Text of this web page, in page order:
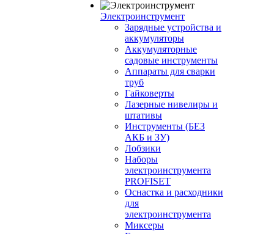
Электроинструмент
Зарядные устройства и
аккумуляторы
Аккумуляторные
садовые инструменты
Аппараты для сварки
труб
Гайковерты
Лазерные нивелиры и
штативы
Инструменты (БЕЗ
АКБ и ЗУ)
Лобзики
Наборы
электроинструмента
PROFISET
Оснастка и расходники
для
электроинструмента
Миксеры